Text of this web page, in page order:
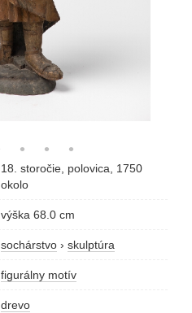
18. storočie, polovica, 1750
okolo
výška 68.0 cm
sochárstvo › skulptúra
figurálny motív
drevo